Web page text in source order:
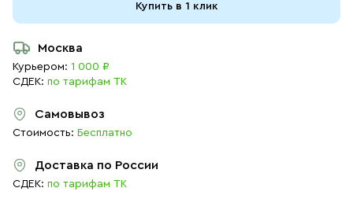
Купить в 1 клик
Москва
Курьером: 1 000 ₽
СДЕК: по тарифам ТК
Самовывоз
Стоимость: Бесплатно
Доставка по России
СДЕК: по тарифам ТК